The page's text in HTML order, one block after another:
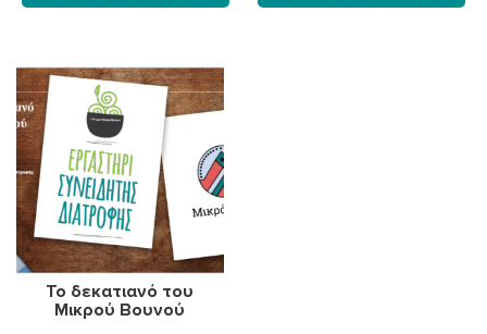
Το δεκατιανό του
Μικρού Βουνού